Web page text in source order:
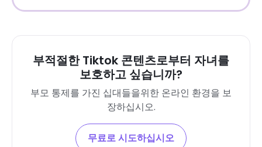
부적절한 Tiktok 콘텐츠로부터 자녀를
보호하고 싶습니까?
부모 통제를 가진 십대들을위한 온라인 환경을 보
장하십시오.
무료로 시도하십시오